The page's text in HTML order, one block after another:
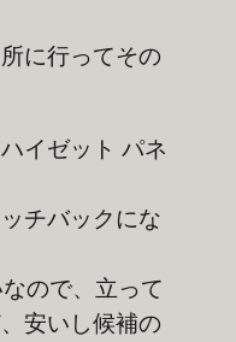
に行ってその
イゼット パネ
チバックにな
ので、立って
安いし候補の